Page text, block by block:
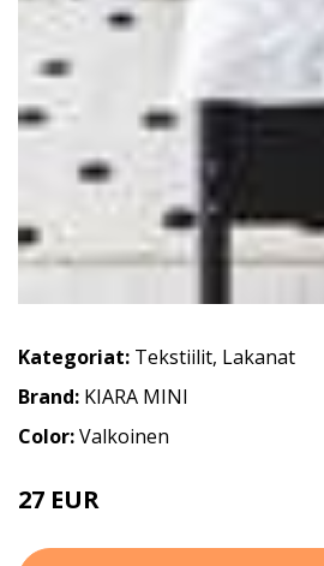
Kategoriat: Tekstiilit, Lakanat
Brand: KIARA MINI
Color:Valkoinen
27 EUR